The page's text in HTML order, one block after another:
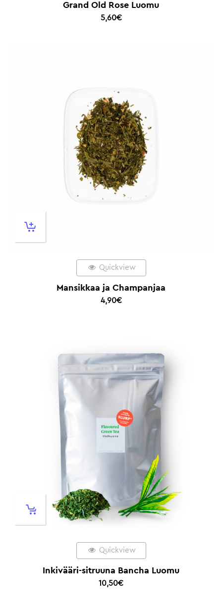
Grand Old Rose Luomu
5,60€
Quickview
Mansikkaa ja Champanjaa
4,90€
Quickview
Inkivääri-sitruuna Bancha Luomu
10,50€